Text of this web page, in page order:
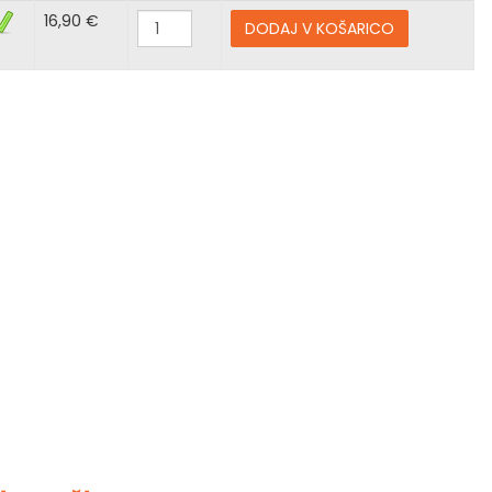
16,90 € DODAJ V KOŠARICO